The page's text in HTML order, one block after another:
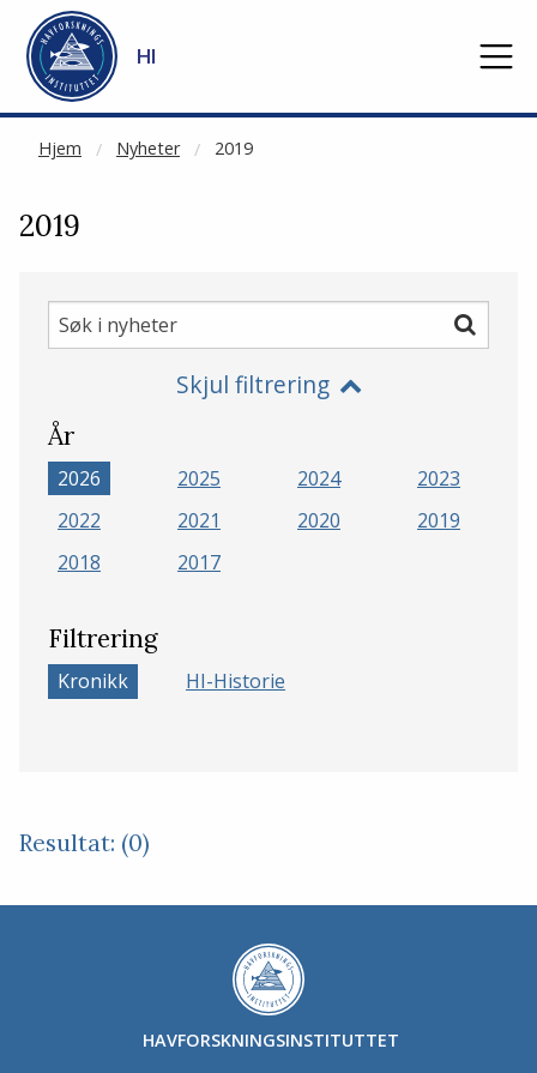
Gå til hovedinnhold
HI
Hjem Nyheter 2019
NOT CACHED
2019
Søk
i
Søk
Skjul filtrering
År
2026 2025 2024
2023
2022
2021 2020
2019
2018
2017
Filtrering
Kronikk HI-Historie
Resultat: (0)
HAVFORSKNINGSINSTITUTTET